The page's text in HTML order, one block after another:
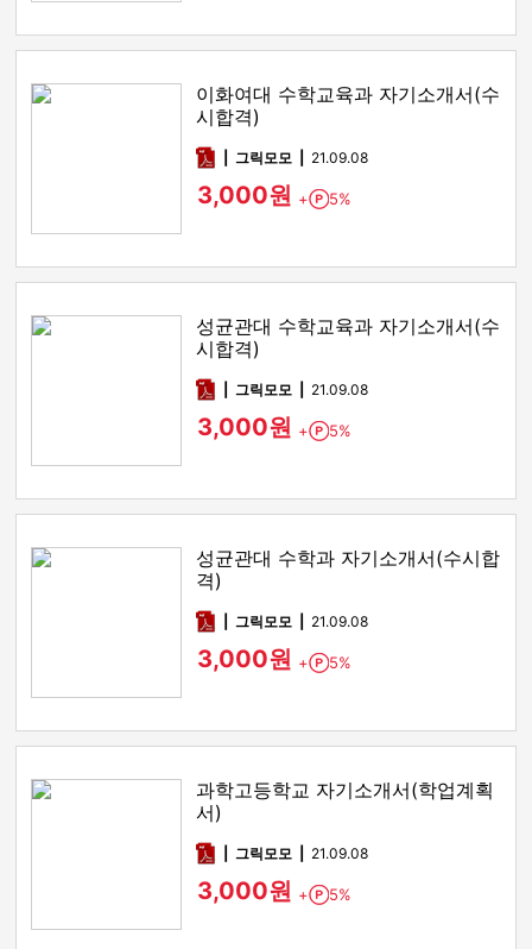
이화여대 수학교육과 자기소개서(수
시합격)
pdf그릭모모 21.09.08
3,000원 + Point
5%
성균관대 수학교육과 자기소개서(수
시합격)
pdf그릭모모 21.09.08
3,000원 + Point
5%
성균관대 수학과 자기소개서(수시합
격)
pdf그릭모모 21.09.08
3,000원 + Point
5%
과학고등학교 자기소개서(학업계획
서)
pdf그릭모모 21.09.08
3,000원 + Point
5%